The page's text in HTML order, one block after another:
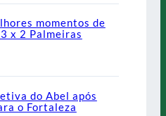
momentos de
x 2 Palmeiras
do Abel após
o Fortaleza